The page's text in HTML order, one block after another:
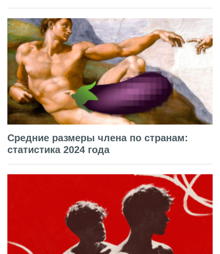
Средние размеры члена по странам:
статистика 2024 года